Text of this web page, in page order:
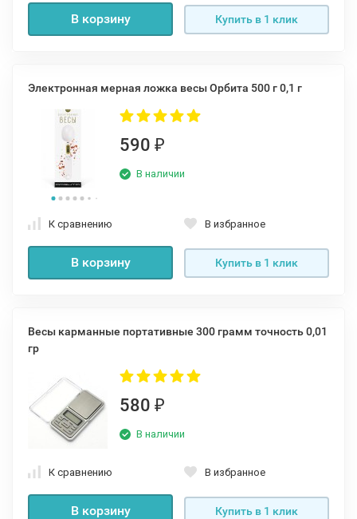
В корзину Купить в 1 клик
Электронная мерная ложка весы Орбита 500 г 0,1 г
590 ₽
В наличии
К сравнению В избранное
В корзину Купить в 1 клик
Весы карманные портативные 300 грамм точность 0,01
гр
580 ₽
В наличии
К сравнению В избранное
В корзину Купить в 1 клик